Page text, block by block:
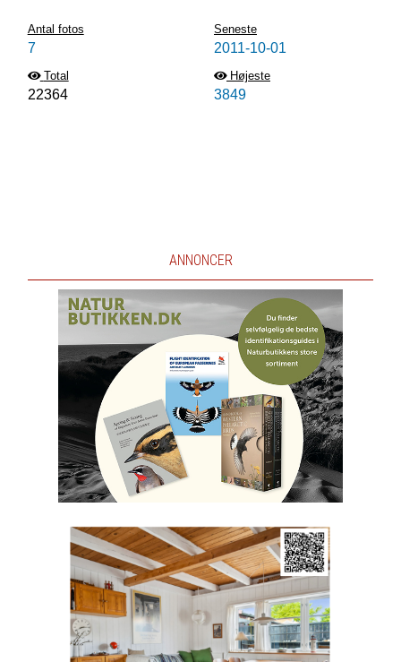
Antal fotos
7
Seneste
2011-10-01
Total
22364
Højeste
3849
ANNONCER